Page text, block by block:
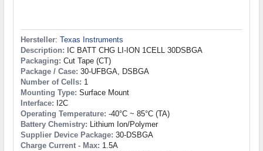
Hersteller: Texas Instruments
Description: IC BATT CHG LI-ION 1CELL 30DSBGA
Packaging: Cut Tape (CT)
Package / Case: 30-UFBGA, DSBGA
Number of Cells: 1
Mounting Type: Surface Mount
Interface: I2C
Operating Temperature: -40°C ~ 85°C (TA)
Battery Chemistry: Lithium Ion/Polymer
Supplier Device Package: 30-DSBGA
Charge Current - Max: 1.5A